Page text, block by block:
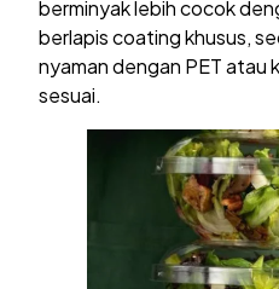
berminyak lebih cocok
berlapis coating khusus,
nyaman dengan PET atau
sesuai.